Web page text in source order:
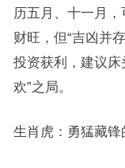
历五月、十一月
财旺，但“吉凶并
投资获利，建议床
欢”之局。
生肖虎：勇猛藏锋